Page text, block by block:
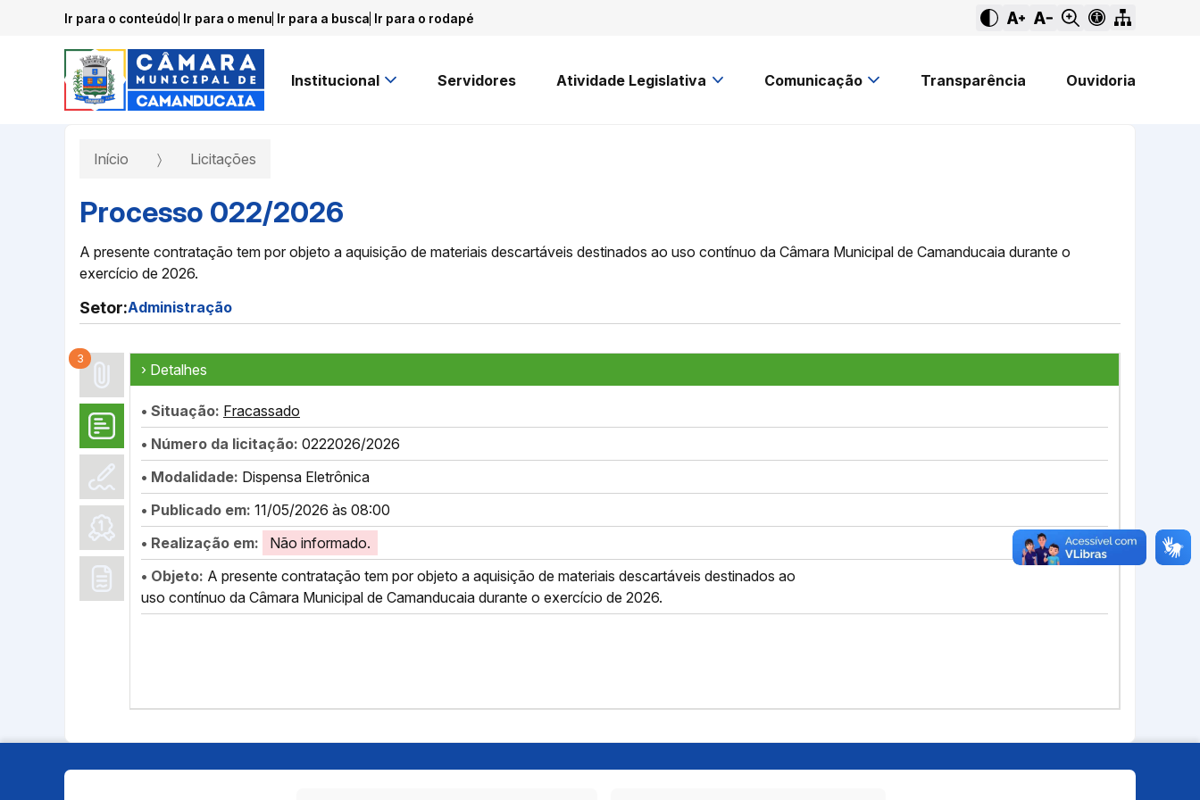
Ir para o conteúdo Ir para o menu Ir para a busca Ir para o rodapé
Institucional Servidores Atividade Legislativa Comunicação Transparência Ouvidoria
Início Licitações
Processo 022/2026
A presente contratação tem por objeto a aquisição de materiais descartáveis destinados ao uso contínuo da Câmara Municipal de Camanducaia durante o
exercício de 2026.
Setor:Administração
3
› Detalhes
• Situação: Fracassado
• Número da licitação: 0222026/2026
• Modalidade: Dispensa Eletrônica
• Publicado em: 11/05/2026 às 08:00
• Realização em:
Não informado.
• Objeto: A presente contratação tem por objeto a aquisição de materiais descartáveis destinados ao
uso contínuo da Câmara Municipal de Camanducaia durante o exercício de 2026.